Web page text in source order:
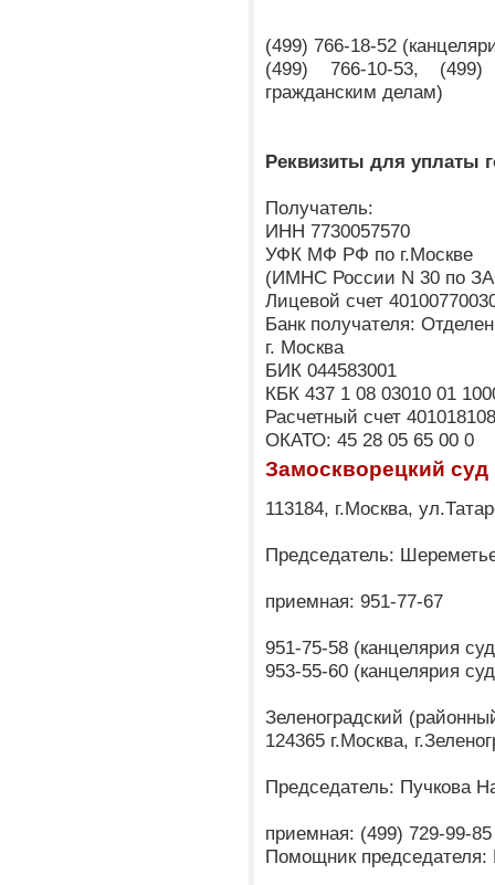
(499) 766-18-52
(499) 766-10-53,
гражданским делам)
Реквизиты для уплаты
Получатель:
ИНН 7730057570
УФК МФ РФ по г.Москве
(ИМНС России N 30 по
Лицевой счет
Банк получателя:
г. Москва
БИК 044583001
КБК 437 1 08 03010 01
Расчетный счет
ОКАТО: 45 28 05 65 00 0
Замоскворецкий
113184, г.Москва,
Председатель:
приемная: 951-77-67
951-75-58 (канцелярия
953-55-60 (канцелярия
Зеленоградский
124365 г.Москва,
Председатель: Пучкова
приемная: (499) 729-99-
Помощник